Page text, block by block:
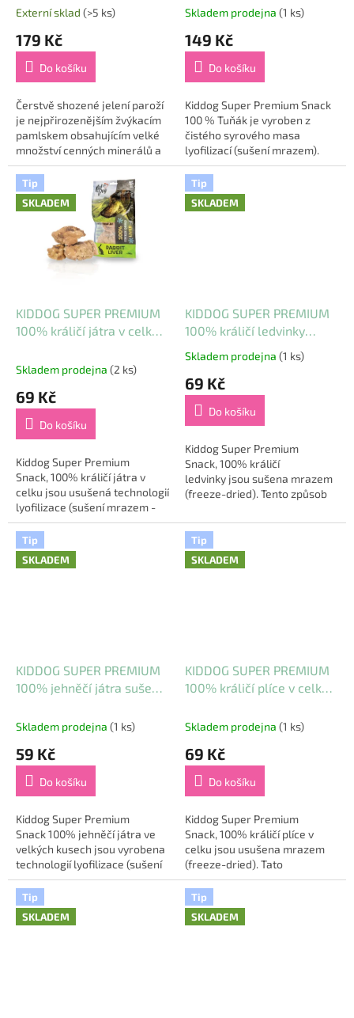
Externí sklad (>5 ks)
179 Kč
Do košíku
Čerstvě shozené jelení paroží
je nejpřirozenějším žvýkacím
pamlskem obsahujícím velké
množství cenných minerálů a
výživných látek. Paroží je
rozpůlené s obnaženým
chutným...
g
Skladem prodejna (1 ks)
149 Kč
Do košíku
Kiddog Super Premium Snack
100 % Tuňák je vyroben z
čistého syrového masa
lyofilizací (sušení mrazem).
Touto metodou je zachována
maximální kvalita masa, která
znovu po namočení...
Tip
SKLADEM
KIDDOG SUPER PREMIUM
100% králičí játra v celku
Skladem prodejna (2 ks)
69 Kč
Do košíku
Kiddog Super Premium
Snack, 100% králičí játra v
celku jsou usušená technologií
lyofilizace (sušení mrazem -
40°) Tím je zajištěna
maximální kvalita srovnatelná
se syrovými...
Tip
SKLADEM
KIDDOG SUPER PREMIUM
100% králičí ledvinky
sušené mrazem 50 g
Průměrné
produktu
5,0
5
hvězdiček.
Skladem prodejna (1 ks)
69 Kč
Do košíku
Kiddog Super Premium
Snack, 100% králičí
ledvinky jsou sušena mrazem
(freeze-dried). Tento způsob
nejvyspělejší. Předností je, že
jsou uchovány...
Tip
SKLADEM
KIDDOG SUPER PREMIUM
100% jehněčí játra sušená
Skladem prodejna (1 ks)
59 Kč
Do košíku
Kiddog Super Premium
Snack 100% jehněčí játra ve
velkých kusech jsou vyrobena
technologií lyofilizace (sušení
mrazem - 40°). S největším
uchováním kvality syrových
jater. Mrazem...
Tip
SKLADEM
KIDDOG SUPER PREMIUM
100% králičí plíce v celku
Skladem prodejna (1 ks)
69 Kč
Do košíku
Kiddog Super Premium
Snack, 100% králičí plíce v
celku jsou usušena mrazem
(freeze-dried). Tato
technologie zpracování zajistí
vysokou kvalitu uchování
syrového produktu....
Tip
SKLADEM
Tip
SKLADEM